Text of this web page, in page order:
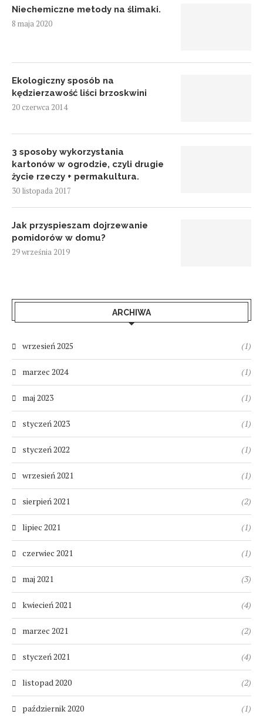
Niechemiczne metody na ślimaki.
8 maja 2020
Ekologiczny sposób na
kędzierzawość liści brzoskwini
20 czerwca 2014
3 sposoby wykorzystania
kartonów w ogrodzie, czyli drugie
życie rzeczy + permakultura.
30 listopada 2017
Jak przyspieszam dojrzewanie
pomidorów w domu?
29 września 2019
ARCHIWA
wrzesień 2025 (1)
marzec 2024 (1)
maj 2023 (1)
styczeń 2023 (1)
styczeń 2022 (1)
wrzesień 2021 (1)
sierpień 2021 (2)
lipiec 2021 (1)
czerwiec 2021 (1)
maj 2021 (3)
kwiecień 2021 (4)
marzec 2021 (2)
styczeń 2021 (4)
listopad 2020 (2)
październik 2020 (1)